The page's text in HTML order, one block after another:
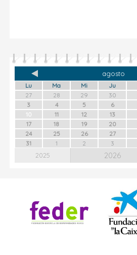
agosto
Lu Ma Mi Ju
27
28 29 30
3
4 5 6
10
11 12 13
17
18 19 20
24
25 26 27
31
1 2 3
2025 2026